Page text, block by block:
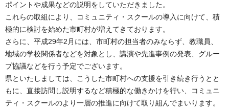
ポイントや成果などの説明をしていただきました。
これらの取組により、コミュニティ・スクールの導入に向けて、積
極的に検討を始めた市町村が増えてきております。
さらに、平成29年2月には、市町村の担当者のみならず、教職員、
地域の学校関係者などを対象とし、講演や先進事例の発表、グルー
プ協議などを行う予定でございます。
県といたしましては、こうした市町村への支援を引き続き行うとと
もに、直接訪問し説明するなど積極的な働きかけを行い、コミュニ
ティ・スクールのより一層の推進に向けて取り組んでまいります。